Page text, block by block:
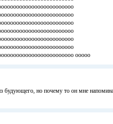
ооооо
будующего, но почему то он мне